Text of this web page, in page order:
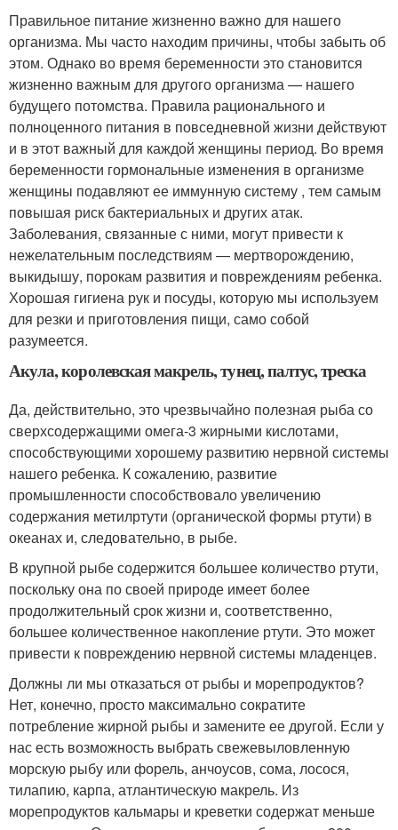
Правильное питание жизненно важно для нашего
организма. Мы часто находим причины, чтобы забыть об
этом. Однако во время беременности это становится
жизненно важным для другого организма — нашего
будущего потомства. Правила рационального и
полноценного питания в повседневной жизни действуют
и в этот важный для каждой женщины период. Во время
беременности гормональные изменения в организме
женщины подавляют ее иммунную систему , тем самым
повышая риск бактериальных и других атак.
Заболевания, связанные с ними, могут привести к
нежелательным последствиям — мертворождению,
выкидышу, порокам развития и повреждениям ребенка.
Хорошая гигиена рук и посуды, которую мы используем
для резки и приготовления пищи, само собой
разумеется.
Акула, королевская макрель, тунец, палтус, треска
Да, действительно, это чрезвычайно полезная рыба со
сверхсодержащими омега-3 жирными кислотами,
способствующими хорошему развитию нервной системы
нашего ребенка. К сожалению, развитие
промышленности способствовало увеличению
содержания метилртути (органической формы ртути) в
океанах и, следовательно, в рыбе.
В крупной рыбе содержится большее количество ртути,
поскольку она по своей природе имеет более
продолжительный срок жизни и, соответственно,
большее количественное накопление ртути. Это может
привести к повреждению нервной системы младенцев.
Должны ли мы отказаться от рыбы и морепродуктов?
Нет, конечно, просто максимально сократите
потребление жирной рыбы и замените ее другой. Если у
нас есть возможность выбрать свежевыловленную
морскую рыбу или форель, анчоусов, сома, лосося,
тилапию, карпа, атлантическую макрель. Из
морепродуктов кальмары и креветки содержат меньше